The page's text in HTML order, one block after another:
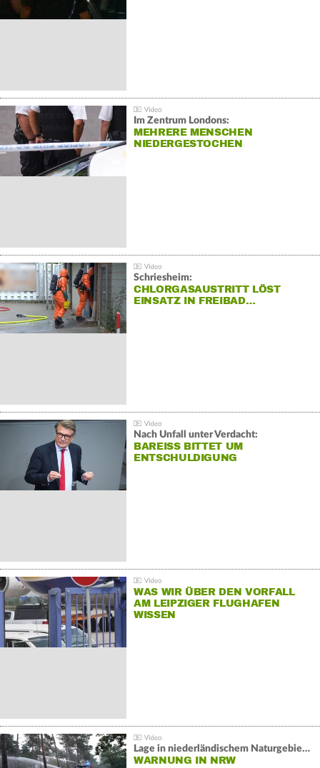
Im Zentrum Londons:
MEHRERE MENSCHEN
NIEDERGESTOCHEN
Schriesheim:
CHLORGASAUSTRITT LÖST
EINSATZ IN FREIBAD…
Nach Unfall unter Verdacht:
BAREISS BITTET UM E
NTSCHULDIGUNG
WAS WIR ÜBER DEN VORFALL
AM LEIPZIGER FLUGHAFEN
WISSEN
Lage in niederländischem Naturgebiet stabil
WARNUNG IN NRW